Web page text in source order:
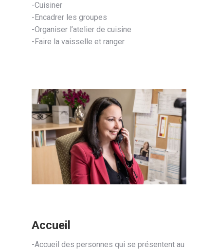
-Cuisiner
-Encadrer les groupes
-Organiser l’atelier de cuisine
-Faire la vaisselle et ranger
Accueil
-Accueil des personnes qui se présentent au